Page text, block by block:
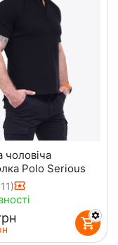
чоловіча
Polo Serious